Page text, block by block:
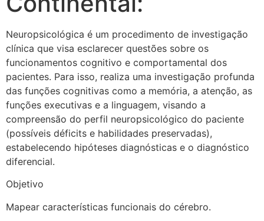
Neuropsicológica é um procedimento de investigação
clínica que visa esclarecer questões sobre os
funcionamentos cognitivo e comportamental dos
pacientes. Para isso, realiza uma investigação profunda
das funções cognitivas como a memória, a atenção, as
funções executivas e a linguagem, visando a
compreensão do perfil neuropsicológico do paciente
(possíveis déficits e habilidades preservadas),
estabelecendo hipóteses diagnósticas e o diagnóstico
diferencial.
Objetivo
Mapear características funcionais do cérebro.